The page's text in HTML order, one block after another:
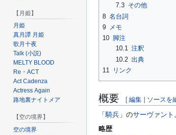
7.3 その他
8 名台詞
9 メモ
10 脚注
10.1 注釈
10.2 出典
11
リンク
概要 [ 編集 ソースを
「騎兵 」のサーヴァント
略歴
【月姫】
月姫
真月譚 月姫
歌月十夜
Talk (小説)
MELTY BLOOD
Re・ACT
Act Cadenza
Actress Again
路地裏ナイトメア
【空の境界】
空の境界